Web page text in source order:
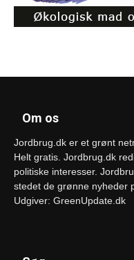
Om os
Jordbrug.dk er et grønt
Helt gratis. Jordbrug.dk
politiske interesser.
stedet de grønne nyheder
Udgiver: GreenUpdate.dk